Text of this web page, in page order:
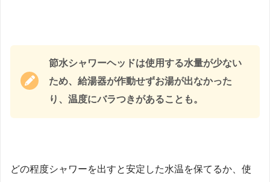
節水シャワーヘッドは使用する水量が少ない
ため、給湯器が作動せずお湯が出なかった
り、温度にバラつきがあることも。
どの程度シャワーを出すと安定した水温を保てるか、使